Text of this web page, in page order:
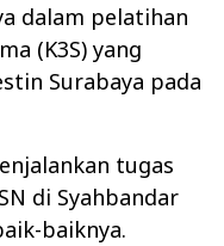
dalam pelatihan
(K3S) yang
Surabaya pada
tugas
di Syahbandar
baiknya.